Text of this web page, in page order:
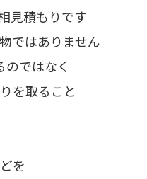
見積もりです
ではありません
ではなく
を取ること
を